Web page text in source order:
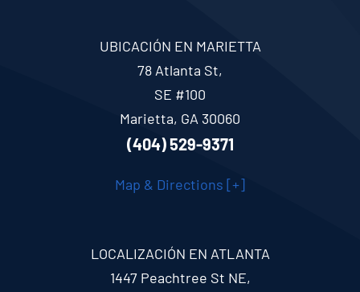
UBICACIÓN EN MARIETTA
78 Atlanta St,
SE #100
Marietta, GA 30060
(404) 529-9371
Map & Directions [+]
LOCALIZACIÓN EN ATLANTA
1447 Peachtree St NE,